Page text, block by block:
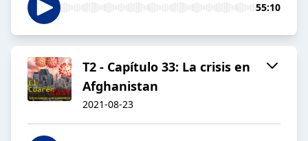
55:10
T2 - Capítulo 33: La crisis en
Afghanistan
2021-08-23